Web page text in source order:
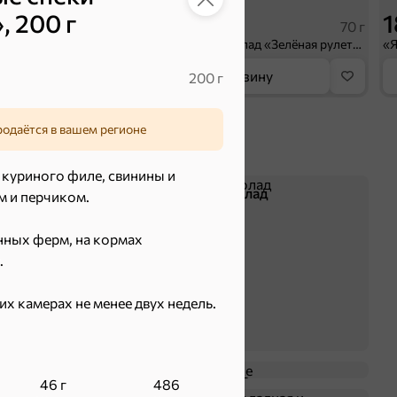
200 г
200 г
в вашем регионе
филе, свинины и
и перчиком.
ферм, на кормах
камерах не менее двух недель.
46 г 486
70 г
«Strike», мармелад «Зелёная рулетка», 70 г
В корзину
Батончики Шоколад
Крекер
Драже